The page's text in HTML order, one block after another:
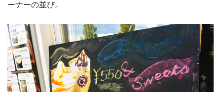
ーナーの並び。